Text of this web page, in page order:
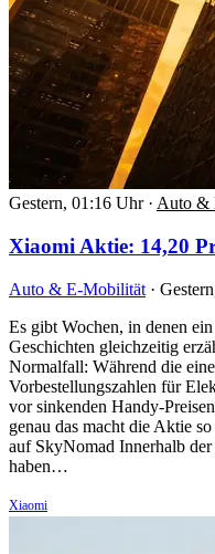
Gestern, 01:16 Uhr · Auto &
Xiaomi Aktie: 14,20
Auto & E-Mobilität ·
Es gibt Wochen, in denen
Geschichten gleichzeitig
Normalfall: Während die
Vorbestellungszahlen für
vor sinkenden Handy-
genau das macht die Aktie
auf SkyNomad Innerhalb der
haben…
Xiaomi